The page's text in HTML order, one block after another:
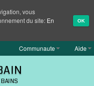
Communaute Aide
BAINS
vous
du site: En
OK